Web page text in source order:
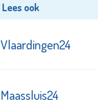
Lees ook
Vlaardingen24
Maassluis24